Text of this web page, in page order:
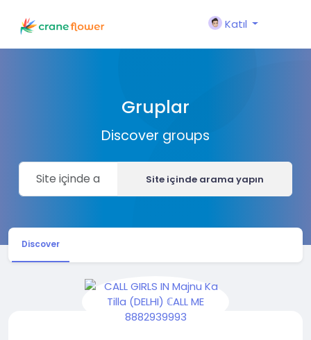
Katıl
Gruplar
Discover groups
Site içinde arama yapın
Discover